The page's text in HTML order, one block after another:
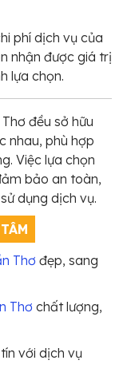
phí dịch vụ của
nhận được giá trị
lựa chọn.
đều sở hữu
nhau, phù hợp
Việc lựa chọn
bảo an toàn,
dụng dịch vụ.
Thơ đẹp, sang
Thơ chất lượng,
với dịch vụ